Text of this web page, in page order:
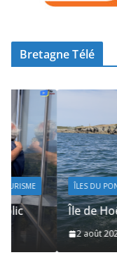
Bretagne Télé
ÎLES DU PONANT TV
Île de Hoëdic |
2 août 2026